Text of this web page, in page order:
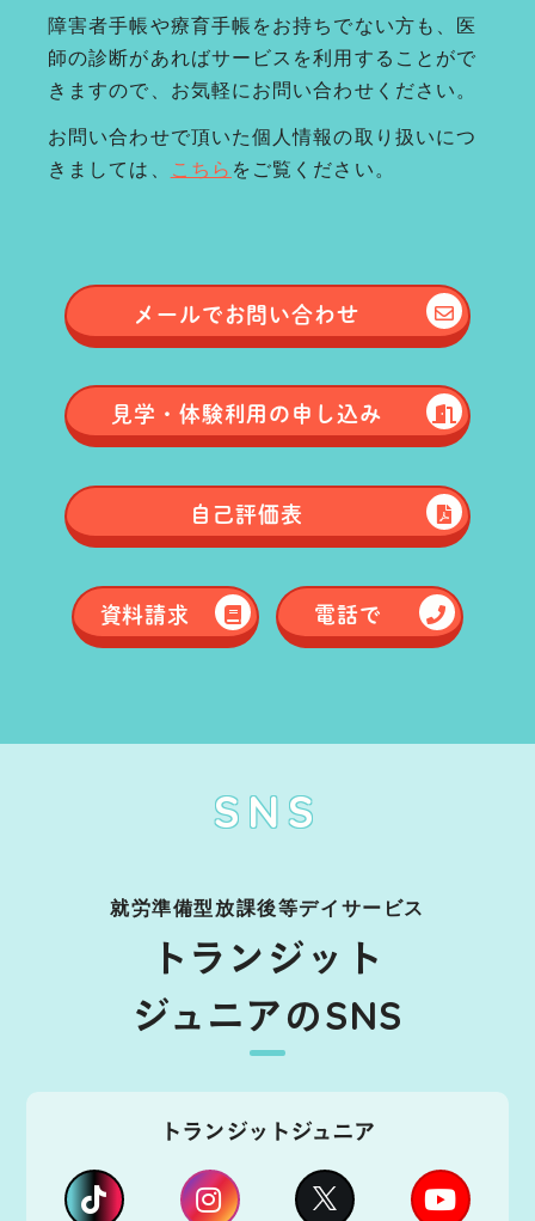
障害者手帳や療育手帳をお持ちでない方も、医
師の診断があればサービスを利用することがで
きますので、お気軽にお問い合わせください。
お問い合わせで頂いた個人情報の取り扱いにつ
きましては、
こちら をご覧ください。
メールでお問い合わせ
見学・体験利用の申し込み
自己評価表
資料請求 電話で
SNS
就労準備型放課後等デイサービス
トランジット
ジュニアのSNS
トランジットジュニア